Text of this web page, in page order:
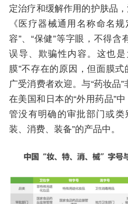
定治疗和缓解作用的护肤品，
《医疗器械通用名称命名
容”、“保健”等字眼，不得含
误导、欺骗性内容。这也是
膜”不存在的原因，但面膜式
广受消费者欢迎。与“药妆品
在美国和日本的“外用药品”
管没有明确的审批部门或类
装、消费、装备”的产品中。